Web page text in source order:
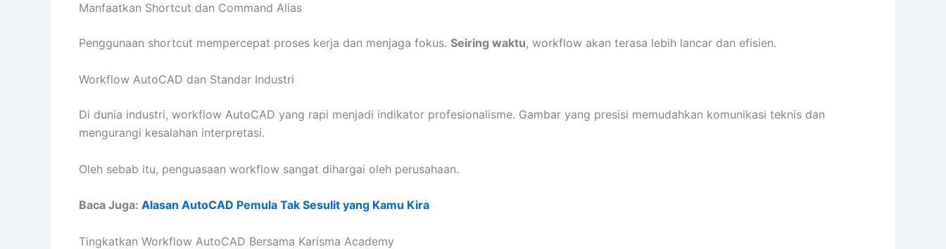
Manfaatkan Shortcut dan Command Alias
Penggunaan shortcut mempercepat proses kerja dan menjaga fokus. Seiring waktu, workflow akan terasa lebih lancar dan efisien.
Workflow AutoCAD dan Standar Industri
Di dunia industri, workflow AutoCAD yang rapi menjadi indikator profesionalisme. Gambar yang presisi memudahkan komunikasi teknis dan
mengurangi kesalahan interpretasi.
Oleh sebab itu, penguasaan workflow sangat dihargai oleh perusahaan.
Baca Juga: Alasan AutoCAD Pemula Tak Sesulit yang Kamu Kira
Tingkatkan Workflow AutoCAD Bersama Karisma Academy